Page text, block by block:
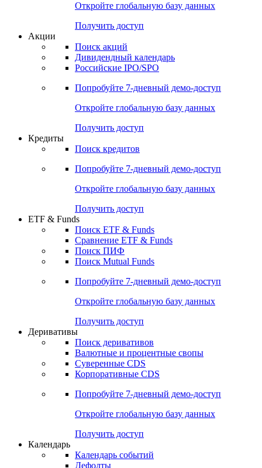
Опросы
Попробуйте7-дневный
Откройте глобальную базу данных
Получить доступ
Поиск акций
Российские IPO/SPO
Попробуйте7-дневный
Откройте глобальную базу данных
Получить доступ
Поиск кредитов
Попробуйте7-дневный
Откройте глобальную базу данных
Получить доступ
ETF & Funds
Сравнение ETF & Funds
Поиск Mutual Funds
Попробуйте7-дневный
Откройте глобальную базу данных
Получить доступ
Деривативы
Валютные и процентные свопы
Корпоративные CDS
Попробуйте7-дневный
Откройте глобальную базу данных